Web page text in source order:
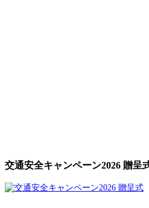
交通安全キャンペーン2026 贈呈